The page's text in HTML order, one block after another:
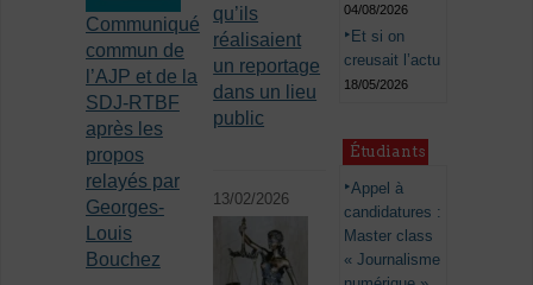
qu’ils
réalisaient
un reportage
dans un lieu
public
Communiqué
commun de
l’AJP et de la
SDJ-RTBF
après les
propos
relayés par
Georges-
Louis
Bouchez
13/02/2026
04/08/2026
Et si on
creusait l’actu
18/05/2026
Étudiants
Appel à
candidatures :
Master class
« Journalisme